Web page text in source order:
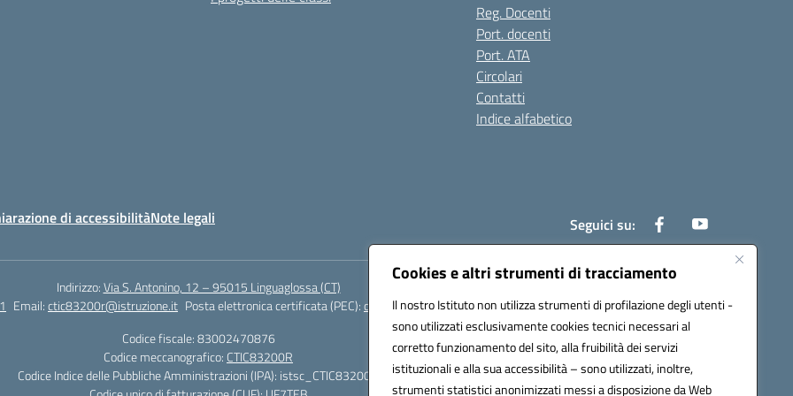
Cookies e altri strumenti di tracciamento
Il nostro Istituto non utilizza strumenti di profilazione degli utenti -
sono utilizzati esclusivamente cookies tecnici necessari al
corretto funzionamento del sito, alla fruibilità dei servizi
istituzionali e alla sua accessibilità – sono utilizzati, inoltre,
strumenti statistici anonimizzati messi a disposizione da Web
Reg. Docenti
Port. docenti
Port. ATA
Circolari
Contatti
Indice alfabetico
di accessibilitàNote legali Seguici su:
Indirizzo:Via S. Antonino, 12 – 95015 Linguaglossa (CT)
Email:ctic83200r@istruzione.it Posta elettronica certificata (PEC):ctic83200r@pec.istruzione.it
Codice fiscale: 83002470876
Codice meccanografico: CTIC83200R
Codice Indice delle Pubbliche Amministrazioni (IPA): istsc_CTIC83200R